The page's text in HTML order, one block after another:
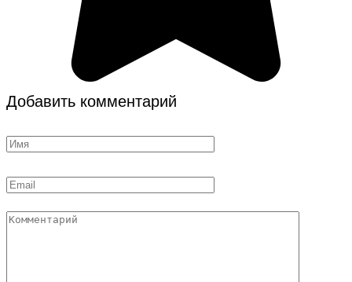
Добавить комментарий
Имя
Email
Комментарий